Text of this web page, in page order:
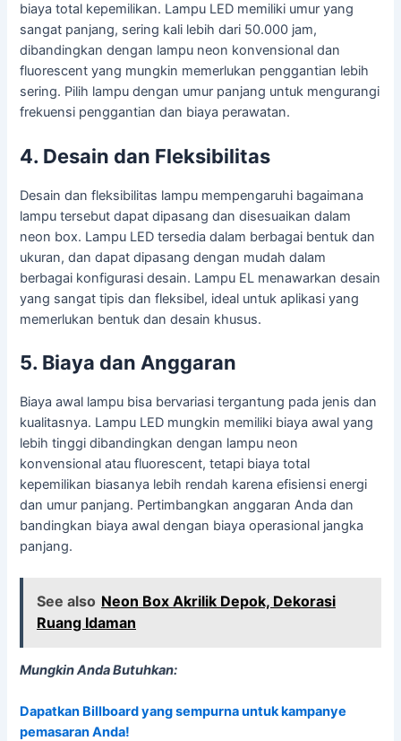
biaya total kepemilikan. Lampu LED memiliki umur yang
sangat panjang, sering kali lebih dari 50.000 jam,
dibandingkan dengan lampu neon konvensional dan
fluorescent yang mungkin memerlukan penggantian lebih
sering. Pilih lampu dengan umur panjang untuk mengurangi
frekuensi penggantian dan biaya perawatan.
4. Desain dan Fleksibilitas
Desain dan fleksibilitas lampu mempengaruhi bagaimana
lampu tersebut dapat dipasang dan disesuaikan dalam
neon box. Lampu LED tersedia dalam berbagai bentuk dan
ukuran, dan dapat dipasang dengan mudah dalam
berbagai konfigurasi desain. Lampu EL menawarkan desain
yang sangat tipis dan fleksibel, ideal untuk aplikasi yang
memerlukan bentuk dan desain khusus.
5. Biaya dan Anggaran
Biaya awal lampu bisa bervariasi tergantung pada jenis dan
kualitasnya. Lampu LED mungkin memiliki biaya awal yang
lebih tinggi dibandingkan dengan lampu neon
konvensional atau fluorescent, tetapi biaya total
kepemilikan biasanya lebih rendah karena efisiensi energi
dan umur panjang. Pertimbangkan anggaran Anda dan
bandingkan biaya awal dengan biaya operasional jangka
panjang.
See also Neon Box Akrilik Depok, Dekorasi
Ruang Idaman
Mungkin Anda Butuhkan:
Dapatkan Billboard yang sempurna untuk kampanye
pemasaran Anda!